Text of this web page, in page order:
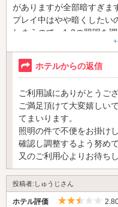
がありますが全部暗すぎま
プレイ中はやや暗くしたい
しまうので、1-3の照明を
け別のスイッチで無段階調
これからも利用させてもら
ホテルからの返信
ご利用誠にありがとうご
ご満足頂けて大変嬉しい
てまいります。
照明の件で不便をお掛け
確認し調整するよう努め
又のご利用心よりお待ち
投稿者:しゅうじさん
ホテル評価 5つ